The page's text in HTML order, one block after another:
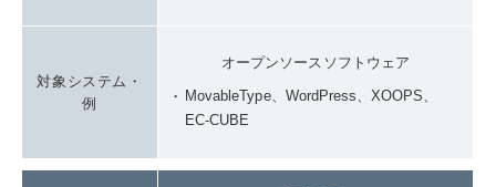
対象システム・
例
オープンソースソフトウェア
MovableType、WordPress、XOOPS、
EC-CUBE